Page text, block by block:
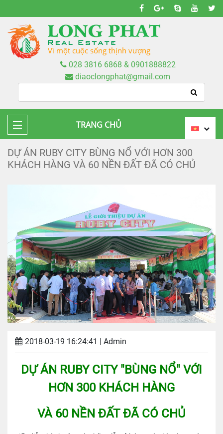
Vì một cuộc sống thịnh vượng
028 3816 6868 & 0901888822
diaoclongphat@gmail.com
TRANG CHỦ
DỰ ÁN RUBY CITY BÙNG NỔ VỚI HƠN 300
KHÁCH HÀNG VÀ 60 NỀN ĐẤT ĐÃ CÓ CHỦ
2018-03-19 16:24:41 | Admin
DỰ ÁN RUBY CITY "BÙNG NỔ" VỚI
HƠN 300 KHÁCH HÀNG
VÀ 60 NỀN ĐẤT ĐÃ CÓ CHỦ